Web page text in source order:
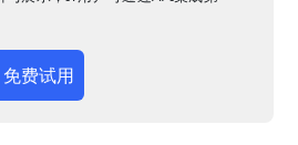
免费试用